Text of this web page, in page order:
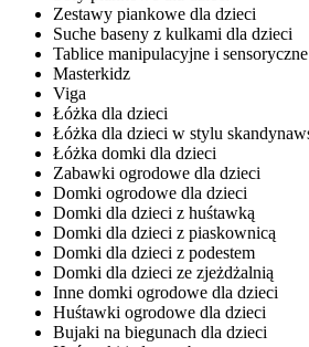
Zestawy piankowe dla dzieci
Suche baseny z kulkami dla dzieci
Tablice manipulacyjne i
Masterkidz
Viga
Łóżka dla dzieci
Łóżka dla dzieci w stylu
Łóżka domki dla dzieci
Zabawki ogrodowe dla dzieci
Domki ogrodowe dla dzieci
Domki dla dzieci z huśtawką
Domki dla dzieci z piaskownicą
Domki dla dzieci z podestem
Domki dla dzieci ze zjeżdżalnią
Inne domki ogrodowe dla dzieci
Huśtawki ogrodowe dla dzieci
Bujaki na biegunach dla dzieci